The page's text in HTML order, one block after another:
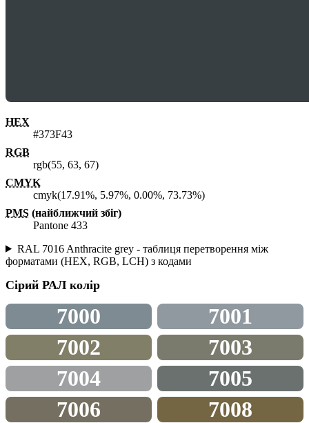
HEX
#373F43
RGB
rgb(55, 63, 67)
CMYK
cmyk(17.91%, 5.97%, 0.00%, 73.73%)
PMS (найближчий збіг)
Pantone 433
RAL 7016 Anthracite grey - таблиця перетворення між
форматами (HEX, RGB, LCH) з кодами
Сірий РАЛ колір
7000
7001
7002
7003
7004
7005
7006
7008